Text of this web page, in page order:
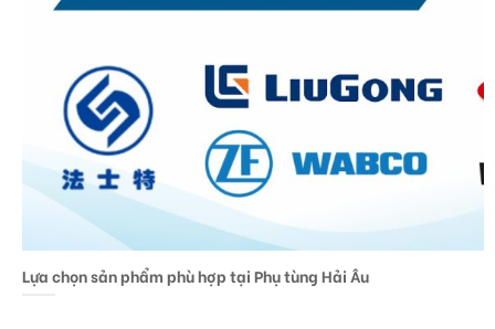
Lựa chọn sản phẩm phù hợp tại Phụ tùng Hải Âu